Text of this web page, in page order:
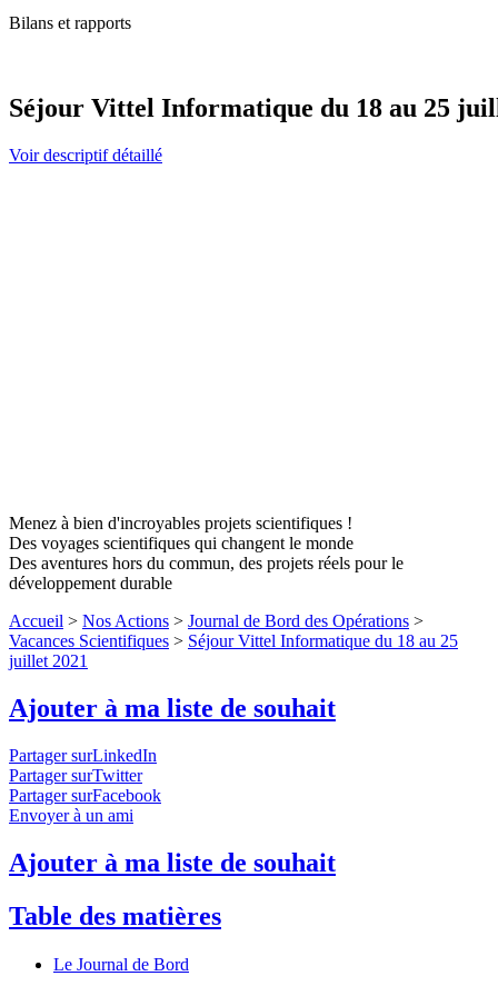
Bilans et rapports
Séjour Vittel Informatique du 18 au 25
Voir descriptif détaillé
Menez à bien d'incroyables projets scientifiques !
Des voyages scientifiques qui changent le monde
Des aventures hors du commun, des projets réels pour le
développement durable
Accueil > Nos Actions > Journal de Bord des Opérations >
Vacances Scientifiques > Séjour Vittel Informatique du 18 au 25
juillet 2021
Ajouter à ma liste de souhait
Partager surLinkedIn
Partager surTwitter
Partager surFacebook
Envoyer à un ami
Ajouter à ma liste de souhait
Table des matières
Le Journal de Bord